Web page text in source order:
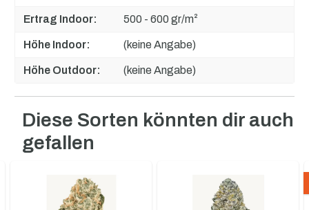
Ertrag Indoor: 500 - 600 gr/m²
Höhe Indoor: (keine Angabe)
Höhe Outdoor: (keine Angabe)
Produktgalerie überspringen
Diese Sorten könnten dir auch
gefallen